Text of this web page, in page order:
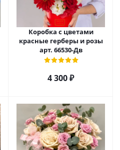
Коробка с цветами
красные герберы и розы
арт. 66530-Дв
4 300₽